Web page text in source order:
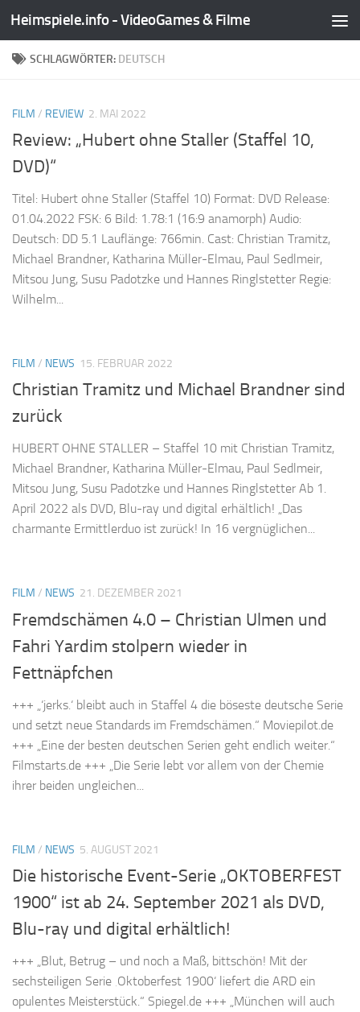
Zum Inhalt springen
Heimspiele.info - VideoGames & Filme
SCHLAGWÖRTER: DEUTSCH
FILM / REVIEW 2. MAI 2022
Review: „Hubert ohne Staller (Staffel 10,
DVD)“
Titel: Hubert ohne Staller (Staffel 10) Format: DVD Release:
01.04.2022 FSK: 6 Bild: 1.78:1 (16:9 anamorph) Audio:
Deutsch: DD 5.1 Lauflänge: 766min. Cast: Christian Tramitz,
Michael Brandner, Katharina Müller-Elmau, Paul Sedlmeir,
Mitsou Jung, Susu Padotzke und Hannes Ringlstetter Regie:
Wilhelm...
FILM / NEWS 15. FEBRUAR 2022
Christian Tramitz und Michael Brandner sind
zurück
HUBERT OHNE STALLER – Staffel 10 mit Christian Tramitz,
Michael Brandner, Katharina Müller-Elmau, Paul Sedlmeir,
Mitsou Jung, Susu Padotzke und Hannes Ringlstetter Ab 1.
April 2022 als DVD, Blu-ray und digital erhältlich! „Das
charmante Ermittlerduo ist zurück! In 16 vergnüglichen...
FILM / NEWS 21. DEZEMBER 2021
Fremdschämen 4.0 – Christian Ulmen und
Fahri Yardim stolpern wieder in
Fettnäpfchen
+++ „‘jerks.‘ bleibt auch in Staffel 4 die böseste deutsche Serie
und setzt neue Standards im Fremdschämen.“ Moviepilot.de
+++ „Eine der besten deutschen Serien geht endlich weiter.“
Filmstarts.de +++ „Die Serie lebt vor allem von der Chemie
ihrer beiden ungleichen...
FILM / NEWS 5. AUGUST 2021
Die historische Event-Serie „OKTOBERFEST
1900“ ist ab 24. September 2021 als DVD,
Blu-ray und digital erhältlich!
+++ „Blut, Betrug – und noch a Maß, bittschön! Mit der
sechsteiligen Serie ‚Oktoberfest 1900‘ liefert die ARD ein
opulentes Meisterstück.“ Spiegel.de +++ „München will auch